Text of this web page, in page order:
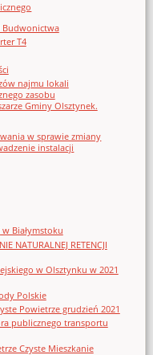
Budwonictwa
T4
najmu lokali
zasobu
Gminy Olsztynek.
w sprawie zmiany
instalacji
Białymstoku
NATURALNEJ RETENCJI
w Olsztynku w 2021
Polskie
Powietrze grudzień 2021
publicznego transportu
Czyste Mieszkanie